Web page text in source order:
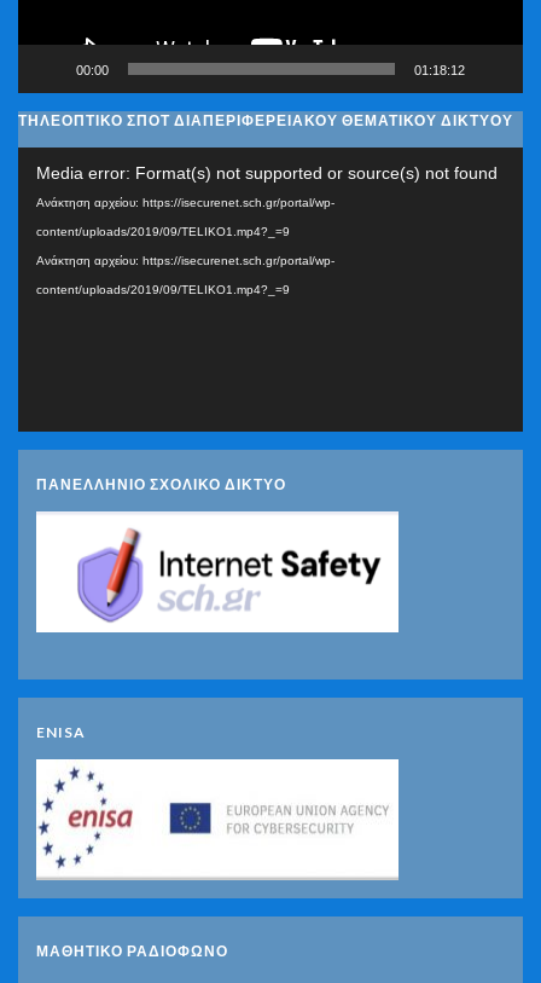
00:00 01:18:12
ΤΗΛΕΟΠΤΙΚΟ ΣΠΟΤ ΔΙΑΠΕΡΙΦΕΡΕΙΑΚΟΥ ΘΕΜΑΤΙΚΟΥ ΔΙΚΤΥΟΥ
Media error: Format(s) not supported or source(s) not found
Ανάκτηση αρχείου: https://isecurenet.sch.gr/portal/wp-
content/uploads/2019/09/TELIKO1.mp4?_=9
Ανάκτηση αρχείου: https://isecurenet.sch.gr/portal/wp-
content/uploads/2019/09/TELIKO1.mp4?_=9
ΠΑΝΕΛΛΗΝΙΟ ΣΧΟΛΙΚΟ ΔΙΚΤΥΟ
ENISA
ΜΑΘΗΤΙΚΟ ΡΑΔΙΟΦΩΝΟ